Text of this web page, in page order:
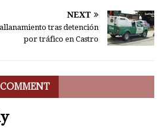
NEXT
tras detención
por tráfico en Castro
COMMENT